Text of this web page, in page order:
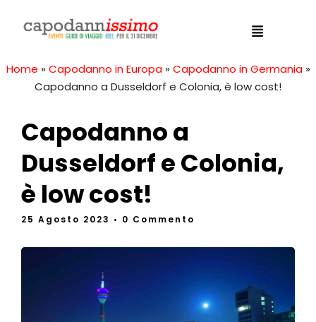
Home » Capodanno in Europa » Capodanno in Germania »
Capodanno a Dusseldorf e Colonia, è low cost!
Capodanno a
Dusseldorf e Colonia,
è low cost!
25 Agosto 2023 • 0 Commento